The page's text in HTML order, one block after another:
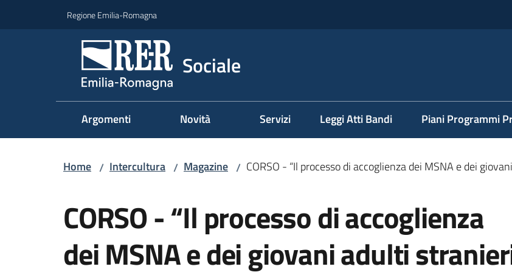
Regione Emilia-Romagna
Sociale
Argomenti Novità Servizi Leggi Atti Bandi Piani Programmi
Home / Intercultura / Magazine / CORSO - “Il processo di accoglienza dei MSNA e dei
CORSO - “Il processo di accoglienza
dei MSNA e dei giovani adulti